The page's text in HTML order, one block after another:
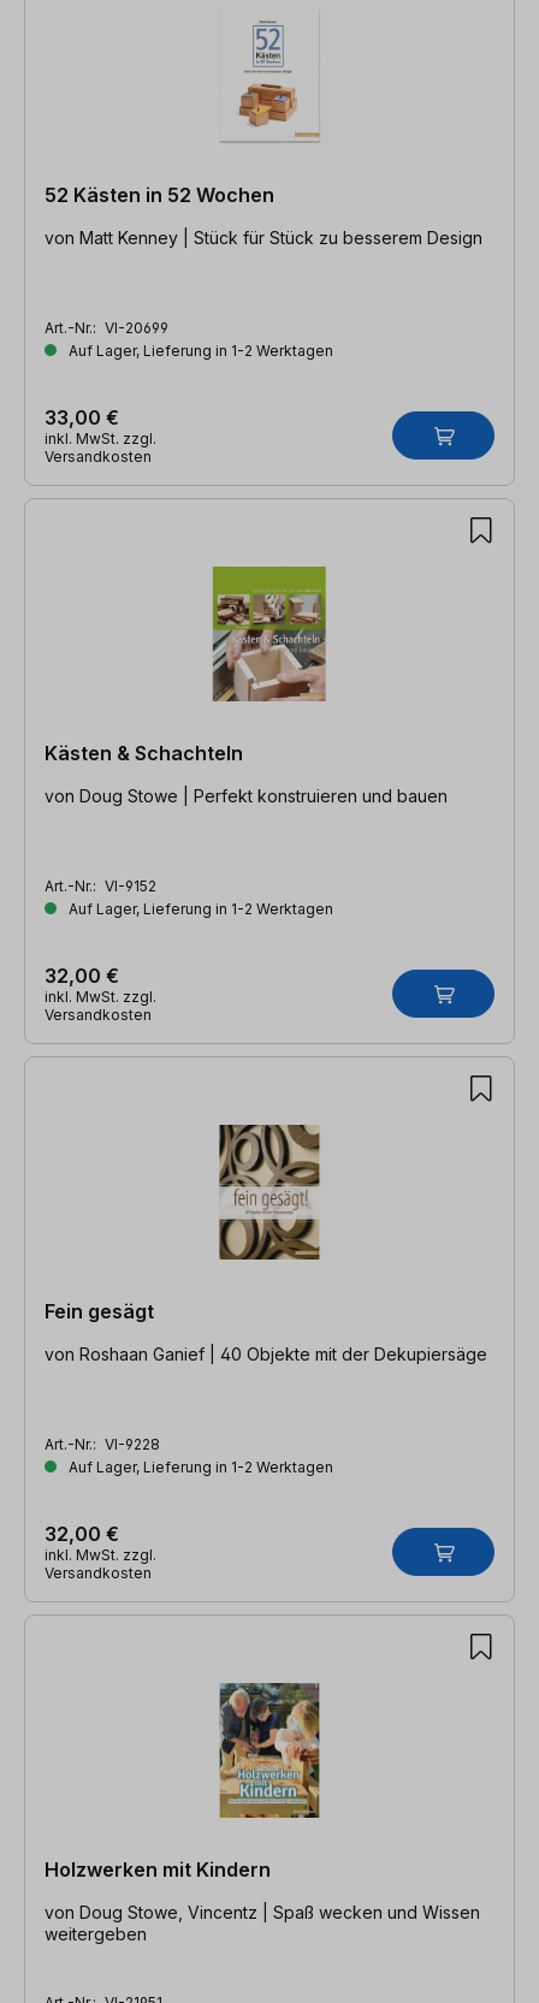
52 Kästen in 52 Wochen
von Matt Kenney | Stück für Stück zu besserem Design
Art.-Nr.: VI-20699
Auf Lager, Lieferung in 1-2 Werktagen
33,00 €
inkl. MwSt. zzgl.
Versandkosten
Kästen & Schachteln
von Doug Stowe | Perfekt konstruieren und bauen
Art.-Nr.: VI-9152
Auf Lager, Lieferung in 1-2 Werktagen
32,00 €
inkl. MwSt. zzgl.
Versandkosten
Fein gesägt
von Roshaan Ganief | 40 Objekte mit der Dekupiersäge
Art.-Nr.: VI-9228
Auf Lager, Lieferung in 1-2 Werktagen
32,00 €
inkl. MwSt. zzgl.
Versandkosten
Holzwerken mit Kindern
von Doug Stowe, Vincentz | Spaß wecken und Wissen
weitergeben